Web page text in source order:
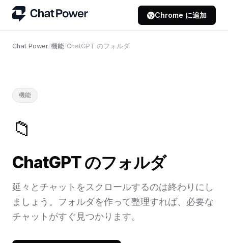
Chrome に追加
Chat Power/機能/ChatGPT のフォルダ
機能
📁
ChatGPT のフォルダ
延々とチャットをスクロールするのは終わりにし
ましょう。フォルダを作って整理すれば、必要な
チャットがすぐ見つかります。